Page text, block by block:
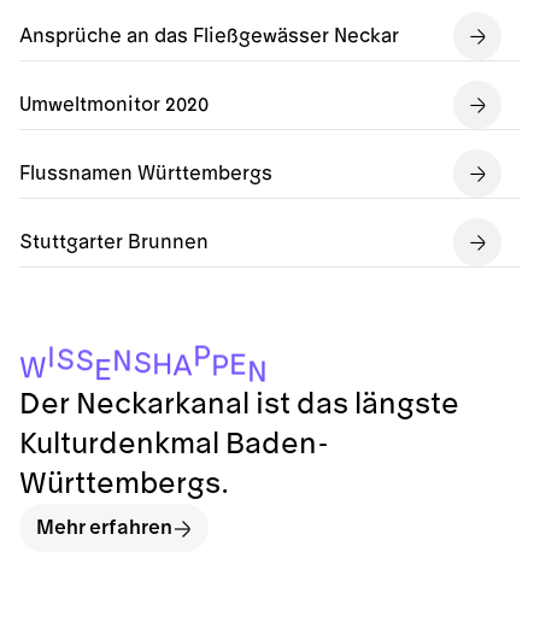
Ansprüche an das Fließgewässer Neckar
Umweltmonitor 2020
Flussnamen Württembergs
Stuttgarter Brunnen
WISSENS H APP EN
Der Neckarkanal ist das längste
Kulturdenkmal Baden-
Württembergs.
Mehr erfahren